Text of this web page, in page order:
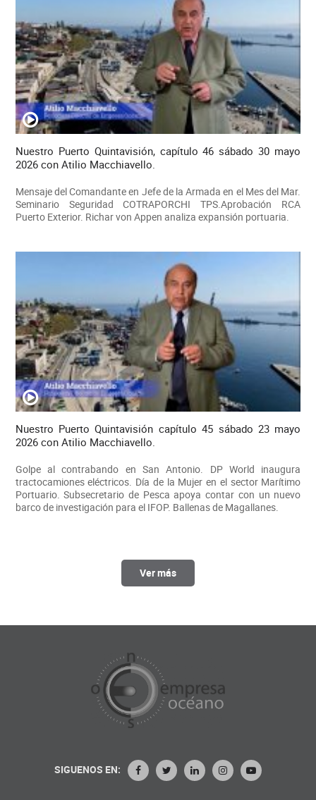
Nuestro Puerto Quintavisión, capítulo 46 sábado 30 mayo
2026 con Atilio Macchiavello.
Mensaje del Comandante en Jefe de la Armada en el Mes del Mar.
Seminario Seguridad COTRAPORCHI TPS.Aprobación RCA
Puerto Exterior. Richar von Appen analiza expansión portuaria.
Nuestro Puerto Quintavisión capítulo 45 sábado 23 mayo
2026 con Atilio Macchiavello.
Golpe al contrabando en San Antonio. DP World inaugura
tractocamiones eléctricos. Día de la Mujer en el sector Marítimo
Portuario. Subsecretario de Pesca apoya contar con un nuevo
barco de investigación para el IFOP. Ballenas de Magallanes.
Ver más
SIGUENOS EN: